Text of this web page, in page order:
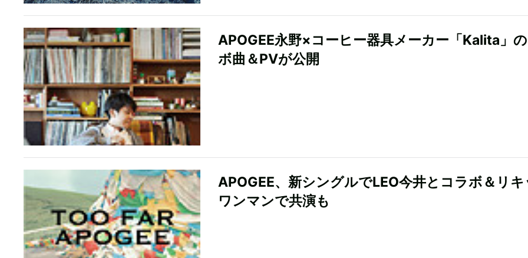
APOGEE永野×コーヒー器具メーカー「Kalita」
ボ曲＆PVが公開
APOGEE、新シングルでLEO今井とコラボ＆リ
ワンマンで共演も